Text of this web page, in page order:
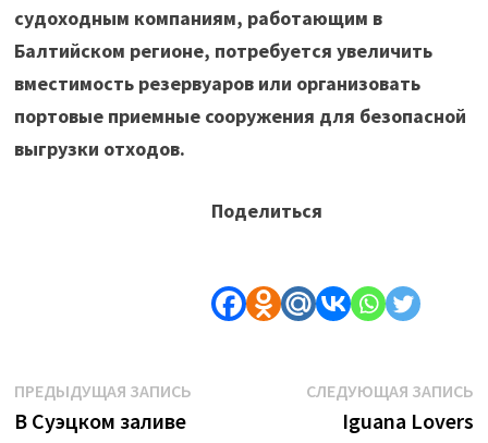
судоходным компаниям, работающим в
Балтийском регионе, потребуется увеличить
вместимость резервуаров или организовать
портовые приемные сооружения для безопасной
выгрузки отходов.
Поделиться
Навигация
ПРЕДЫДУЩАЯ ЗАПИСЬПредыдущая
В Суэцком заливе
СЛЕДУЮЩАЯ ЗАПИСЬ
Iguana Lovers